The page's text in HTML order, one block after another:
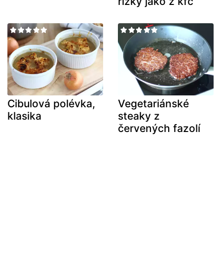
Cibulová polévka,
klasika
Vegetariánské
steaky z
červených fazolí